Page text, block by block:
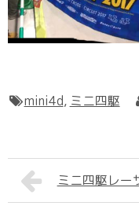
mini4d, ミニ四駆
ミニ四駆レー